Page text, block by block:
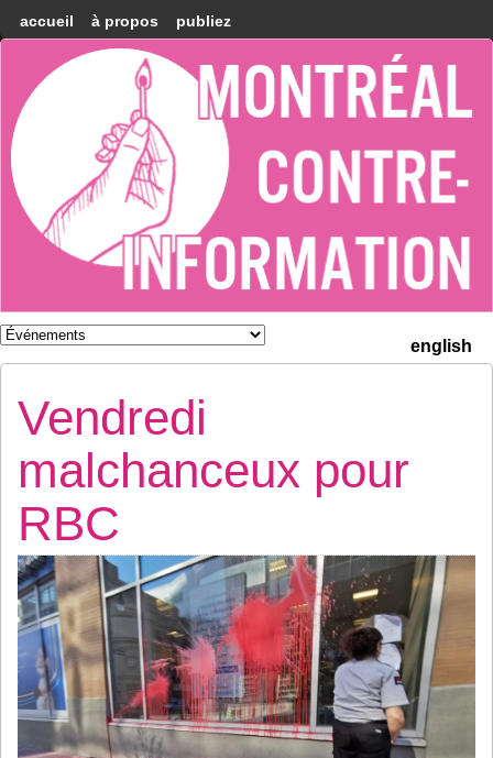
accueil à propos publiez
Montréal
Counter-
information
english
Vendredi
malchanceux pour
RBC